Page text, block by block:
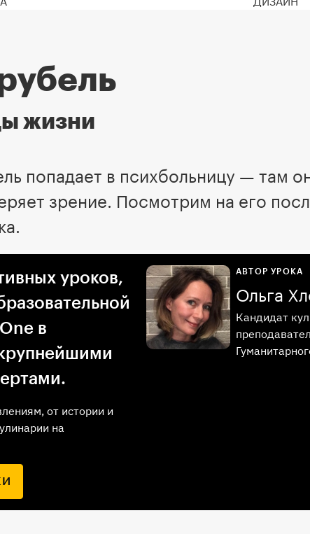
жизни
попадает в психбольницу — там
зрение. Посмотрим на его
уроков,
в
от истории и
на
АВТОР УРОКА
Ольга
Кандидат